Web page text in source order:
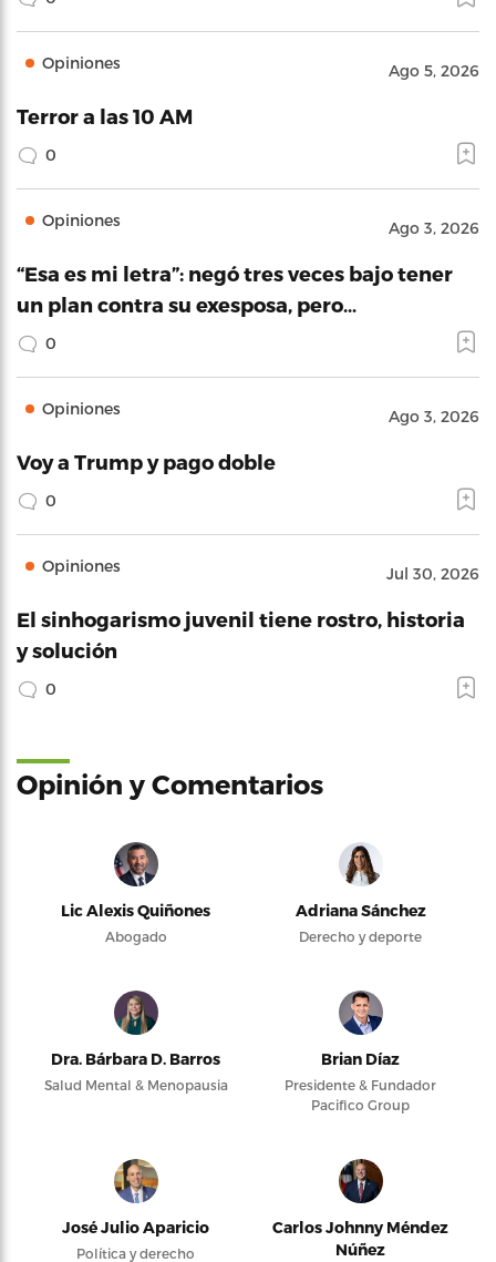
Opiniones Ago 5, 2026
Terror a las 10 AM
0
Opiniones Ago 3, 2026
“Esa es mi letra”: negó tres veces bajo tener
un plan contra su exesposa, pero…
0
Opiniones Ago 3, 2026
Voy a Trump y pago doble
0
Opiniones Jul 30, 2026
El sinhogarismo juvenil tiene rostro, historia
y solución
0
Opinión y Comentarios
Lic Alexis Quiñones
Abogado
Adriana Sánchez
Derecho y deporte
Dra. Bárbara D. Barros
Salud Mental & Menopausia
Brian Díaz
Presidente & Fundador
Pacifico Group
José Julio Aparicio
Política y derecho
Carlos Johnny Méndez
Núñez